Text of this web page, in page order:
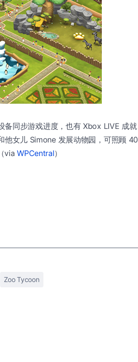
同步游戏进度，也有 Xbox LIVE 成就
女儿 Simone 发展动物园，可照顾 40
viaWPCentral）
Zoo Tycoon